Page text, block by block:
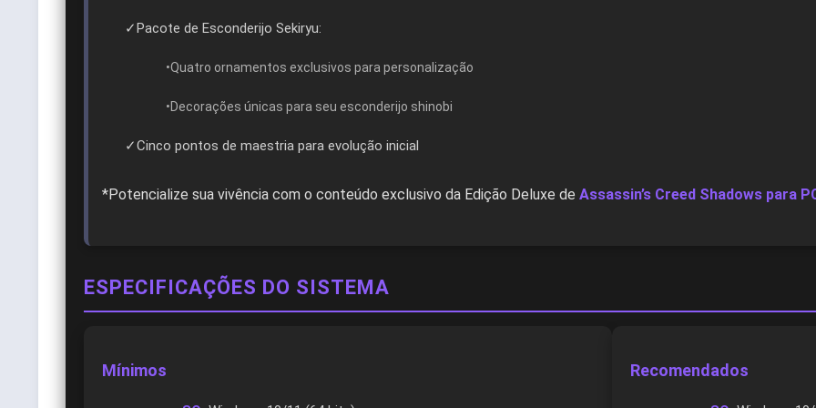
✓Pacote de Esconderijo Sekiryu:
•Quatro ornamentos exclusivos para personalização
•Decorações únicas para seu esconderijo shinobi
✓Cinco pontos de maestria para evolução inicial
*Potencialize sua vivência com o conteúdo exclusivo da Edição Deluxe de Assassin’s Creed Shadows para
ESPECIFICAÇÕES DO SISTEMA
Mínimos Recomendados